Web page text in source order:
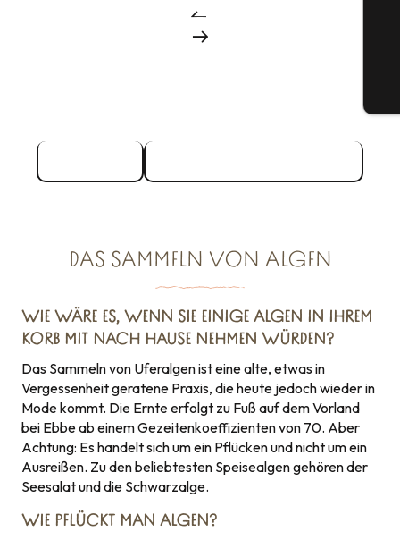
DAS SAMMELN VON ALGEN
WIE WÄRE ES, WENN SIE EINIGE ALGEN IN IHREM
KORB MIT NACH HAUSE NEHMEN WÜRDEN?
Das Sammeln von Uferalgen ist eine alte, etwas in
Vergessenheit geratene Praxis, die heute jedoch wieder in
Mode kommt. Die Ernte erfolgt zu Fuß auf dem Vorland
bei Ebbe ab einem Gezeitenkoeffizienten von 70. Aber
Achtung: Es handelt sich um ein Pflücken und nicht um ein
Ausreißen. Zu den beliebtesten Speisealgen gehören der
Seesalat und die Schwarzalge.
WIE PFLÜCKT MAN ALGEN?